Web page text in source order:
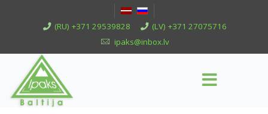
(RU) +371 29539828
(LV) +371 27075716
ipaks@inbox.lv